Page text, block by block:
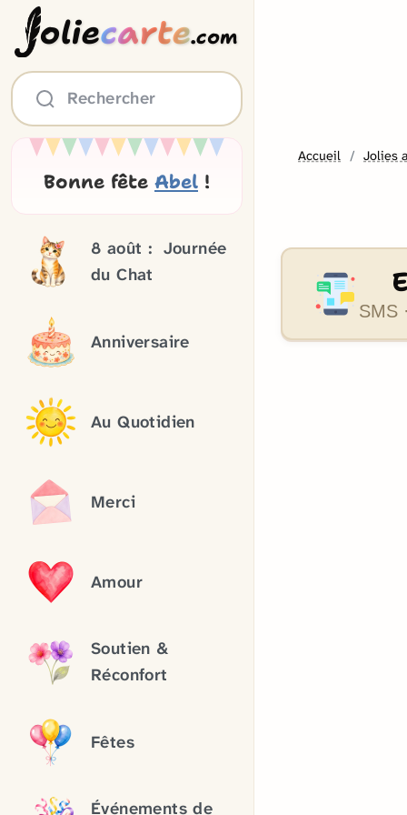
oliecarte.com
Rechercher
Bonne fête Abel !
8 août : Journée
du Chat
Anniversaire
Au Quotidien
Merci
Amour
Soutien &
Réconfort
Fêtes
Événements de
Accueil Jolies
SMS